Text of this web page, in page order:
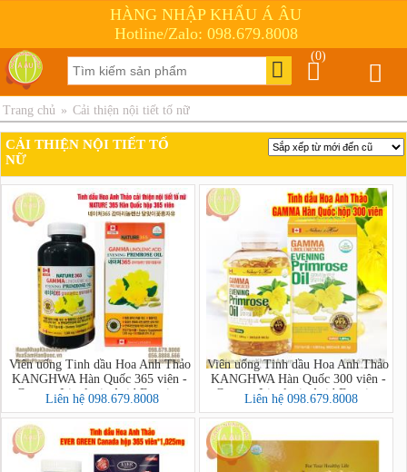
HÀNG NHẬP KHẨU Á ÂU
Hotline/Zalo: 098.679.8008
(0)
Trang chủ » Cải thiện nội tiết tố nữ
CẢI THIỆN NỘI TIẾT TỐ
NỮ
Viên uống Tinh dầu Hoa Anh Thảo
KANGHWA Hàn Quốc 365 viên -
Gamma Linolenic Acid Evening
Primrose Oil
Liên hệ 098.679.8008
Viên uống Tinh dầu Hoa Anh Thảo
KANGHWA Hàn Quốc 300 viên -
Gamma Linolenic Acid Evening
Primrose Oil
Liên hệ 098.679.8008